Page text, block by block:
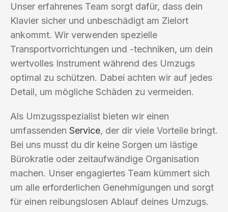
Unser erfahrenes Team sorgt dafür, dass dein
Klavier sicher und unbeschädigt am Zielort
ankommt. Wir verwenden spezielle
Transportvorrichtungen und -techniken, um dein
wertvolles Instrument während des Umzugs
optimal zu schützen. Dabei achten wir auf jedes
Detail, um mögliche Schäden zu vermeiden.
Als Umzugsspezialist bieten wir einen
umfassenden Service, der dir viele Vorteile bringt.
Bei uns musst du dir keine Sorgen um lästige
Bürokratie oder zeitaufwändige Organisation
machen. Unser engagiertes Team kümmert sich
um alle erforderlichen Genehmigungen und sorgt
für einen reibungslosen Ablauf deines Umzugs.